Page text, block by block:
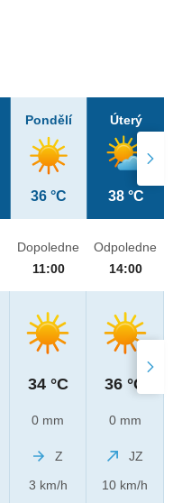
Pondělí
36 °C
Úterý
38 °C
Dopoledne
11:00
34 °C
0 mm
Z
3 km/h
Odpoledne
14:00
36 °C
0 mm
JZ
10 km/h